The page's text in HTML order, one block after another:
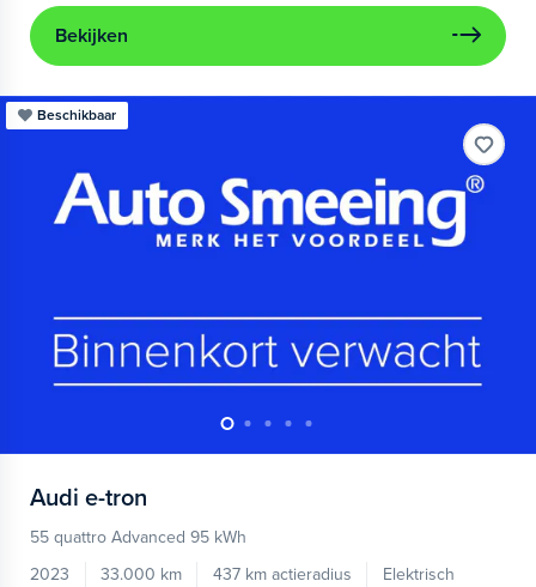
Bekijken
Beschikbaar
Audi e-tron
55 quattro Advanced 95 kWh
2023
33.000 km 437 km actieradius
Elektrisch